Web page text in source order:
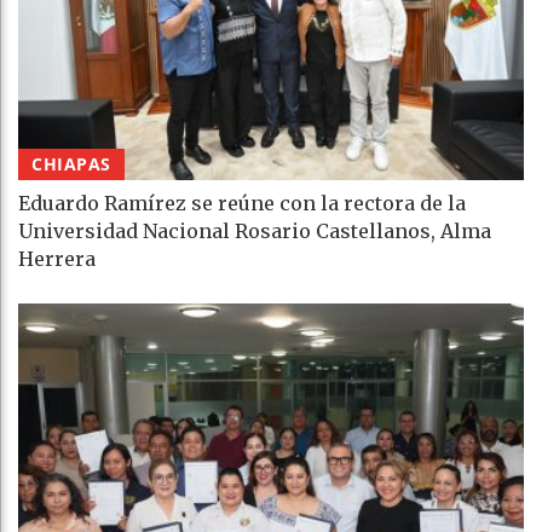
CHIAPAS
Eduardo Ramírez se reúne con la rectora de la
Universidad Nacional Rosario Castellanos, Alma
Herrera